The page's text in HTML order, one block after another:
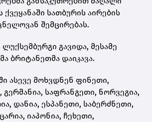
ქვეყანაში სათბურის აირების
შემცირებას.
გავიდა, მესამე
ბრიტანეთმა დაიკავა.
ასევე მოხვდნენ ფინეთი,
საფრანგეთი, ნორვეგია,
დანია, ესპანეთი, საბერძნეთი,
იაპონია, ჩეხეთი,